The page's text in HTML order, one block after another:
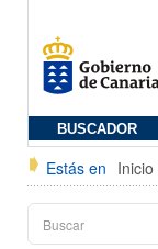
BUSCADOR
Estás en Inicio